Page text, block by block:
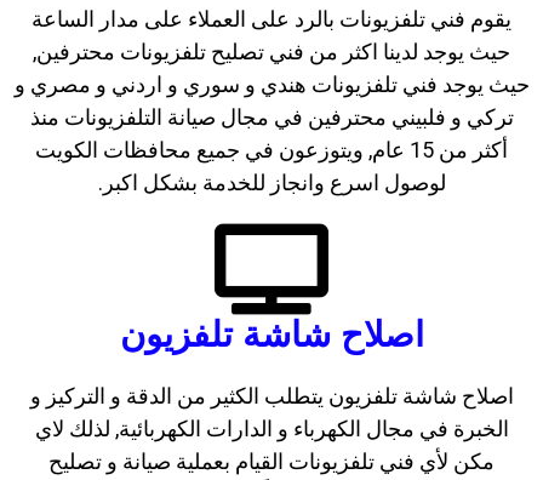
يقوم فني تلفزيونات بالرد على العملاء على مدار الساعة
حيث يوجد لدينا اكثر من فني تصليح تلفزيونات محترفين,
حيث يوجد فني تلفزيونات هندي و سوري و اردني و مصري و
تركي و فلبيني محترفين في مجال صيانة التلفزيونات منذ
أكثر من 15 عام, ويتوزعون في جميع محافظات الكويت
لوصول اسرع وانجاز للخدمة بشكل اكبر.
اصلاح شاشة تلفزيون
اصلاح شاشة تلفزيون يتطلب الكثير من الدقة و التركيز و
الخبرة في مجال الكهرباء و الدارات الكهربائية, لذلك لاي
مكن لأي فني تلفزيونات القيام بعملية صيانة و تصليح